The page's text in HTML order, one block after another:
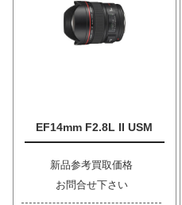
EF14mm F2.8L II USM
新品参考買取価格
お問合せ下さい